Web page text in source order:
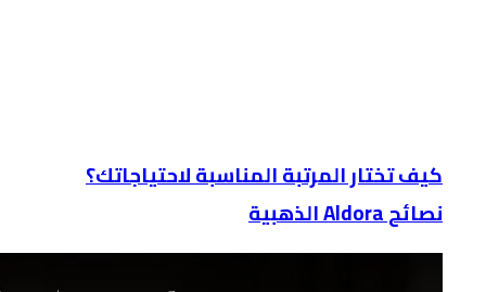
كيف تختار المرتبة المناسبة لاحتياجاتك؟
نصائح Aldora الذهبية